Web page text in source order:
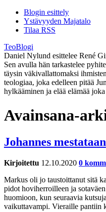
Blogin esittely
Ystävyyden Majatalo
Tilaa RSS
TeoBlogi
Daniel Nylund esittelee René
Sen avulla hän tarkastelee
täysin väkivallattomaksi
teologiaa, joka edelleen pitää
hylkääminen ja elää elämää
Avainsana-
Johannes mestataan
Kirjoitettu 12.10.2020 0
Markus oli jo taustoittanut sitä
pidot hoviherroilleen ja
huomioon, kun seuraavia
vaikuttavampi. Vieraille pantiin